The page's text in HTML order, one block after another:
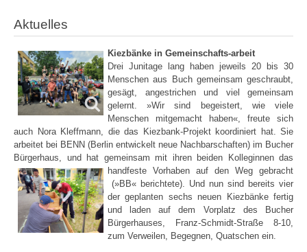
Aktuelles
Kiezbänke in Gemeinschafts-arbeit
Drei Junitage lang haben jeweils 20 bis 30
Menschen aus Buch gemeinsam geschraubt,
gesägt, angestrichen und viel gemeinsam
gelernt. »Wir sind begeistert, wie viele
Menschen mitgemacht haben«, freute sich
auch Nora Kleffmann, die das Kiezbank-Projekt koordiniert hat. Sie
arbeitet bei BENN (Berlin entwickelt neue Nachbarschaften) im Bucher
Bürgerhaus, und hat gemeinsam mit ihren beiden Kolleginnen das
handfeste Vorhaben auf den Weg gebracht
(»BB« berichtete). Und nun sind bereits vier
der geplanten sechs neuen Kiezbänke fertig
und laden auf dem Vorplatz des Bucher
Bürgerhauses, Franz-Schmidt-Straße 8-10,
zum Verweilen, Begegnen, Quatschen ein.